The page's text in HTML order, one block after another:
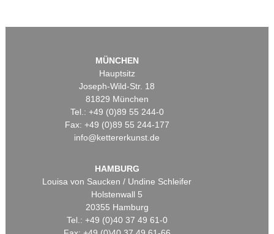
MÜNCHEN
Hauptsitz
Joseph-Wild-Str. 18
81829 München
Tel.: +49 (0)89 55 244-0
Fax: +49 (0)89 55 244-177
info@kettererkunst.de
HAMBURG
Louisa von Saucken / Undine Schleifer
Holstenwall 5
20355 Hamburg
Tel.: +49 (0)40 37 49 61-0